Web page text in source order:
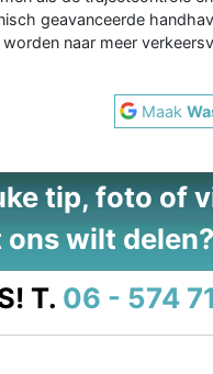
geavanceerde
naar meer
Maak
tip, foto of
ons wilt delen?
T. 06 - 574